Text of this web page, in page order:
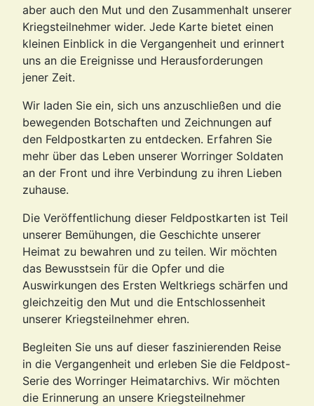
aber auch den Mut und den Zusammenhalt unserer
Kriegsteilnehmer wider. Jede Karte bietet einen
kleinen Einblick in die Vergangenheit und erinnert
uns an die Ereignisse und Herausforderungen
jener Zeit.
Wir laden Sie ein, sich uns anzuschließen und die
bewegenden Botschaften und Zeichnungen auf
den Feldpostkarten zu entdecken. Erfahren Sie
mehr über das Leben unserer Worringer Soldaten
an der Front und ihre Verbindung zu ihren Lieben
zuhause.
Die Veröffentlichung dieser Feldpostkarten ist Teil
unserer Bemühungen, die Geschichte unserer
Heimat zu bewahren und zu teilen. Wir möchten
das Bewusstsein für die Opfer und die
Auswirkungen des Ersten Weltkriegs schärfen und
gleichzeitig den Mut und die Entschlossenheit
unserer Kriegsteilnehmer ehren.
Begleiten Sie uns auf dieser faszinierenden Reise
in die Vergangenheit und erleben Sie die Feldpost-
Serie des Worringer Heimatarchivs. Wir möchten
die Erinnerung an unsere Kriegsteilnehmer